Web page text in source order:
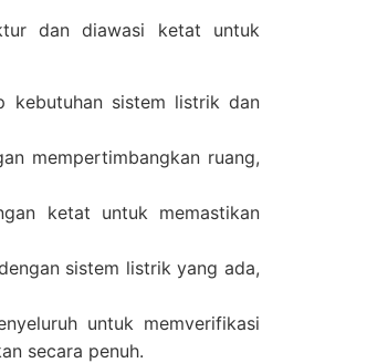
dan diawasi ketat untuk
kebutuhan sistem listrik dan
mempertimbangkan ruang,
ketat untuk memastikan
sistem listrik yang ada,
untuk memverifikasi
secara penuh.